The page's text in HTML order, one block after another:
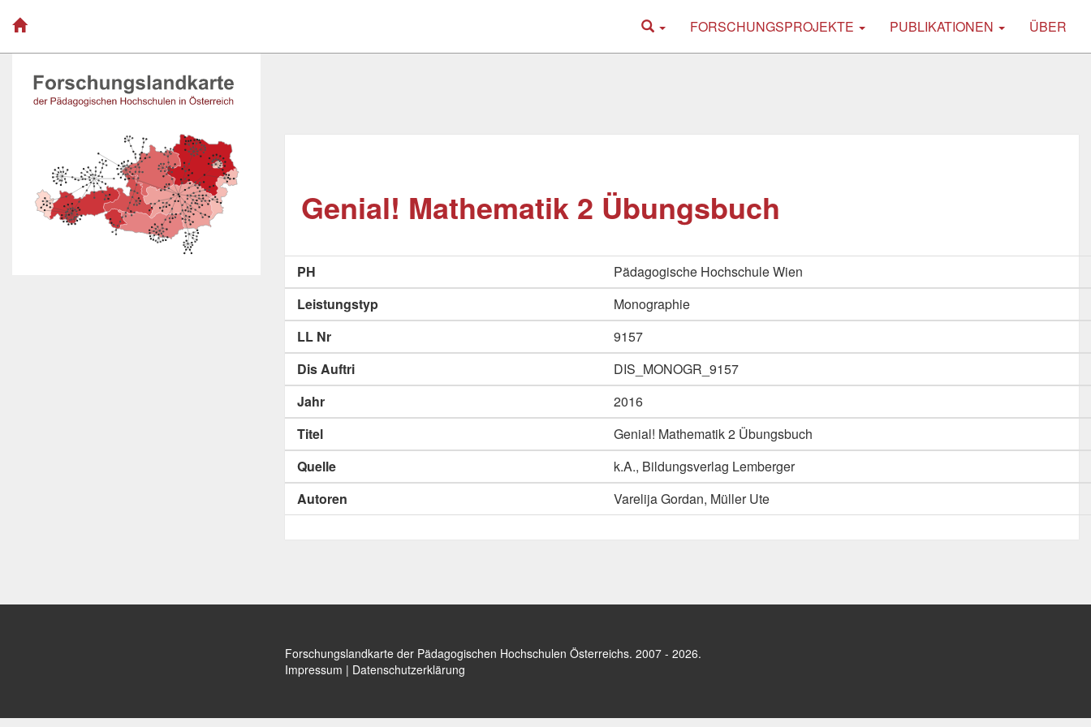
FORSCHUNGSPROJEKTE PUBLIKATIONEN ÜBER
Genial! Mathematik 2 Übungsbuch
PH
Pädagogische Hochschule Wien
Leistungstyp
Monographie
LL Nr
9157
Dis Auftri
DIS_MONOGR_9157
Jahr
2016
Titel
Genial! Mathematik 2 Übungsbuch
Quelle
k.A., Bildungsverlag Lemberger
Autoren
Varelija Gordan, Müller Ute
Forschungslandkarte der Pädagogischen Hochschulen Österreichs. 2007 - 2026.
Impressum | Datenschutzerklärung